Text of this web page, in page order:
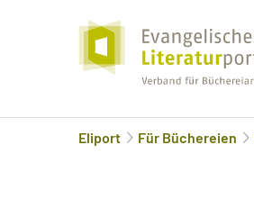
Eliport Für Büchereien